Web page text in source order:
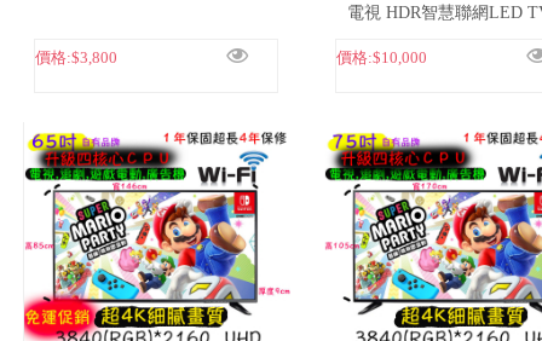
價格:$3,800
電視 HDR智慧聯網LED
價格:$10,000